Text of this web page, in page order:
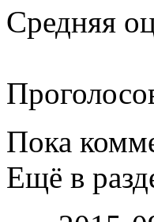
Средняя
Пока
Ещё в